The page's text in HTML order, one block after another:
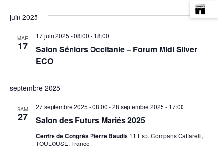
juin 2025
MAR
17
Salon Séniors Occitanie – Forum Midi Silver
ECO
17 juin 2025 - 08:00 - 18:00
septembre 2025
SAM
27 Salon des Futurs Mariés 2025
27 septembre 2025 - 08:00 -28 septembre 2025 - 17:00
Centre de Congrès Pierre Baudis 11 Esp. Compans Caffarelli,
TOULOUSE, France